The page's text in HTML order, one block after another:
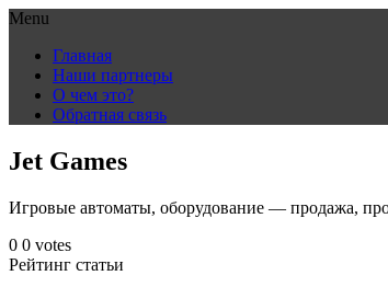
Menu
content
Главная
Наши партнеры
О чем это?
Обратная связь
Jet Games
Игровые автоматы, оборудование — продажа,
0 0 votes
Рейтинг статьи